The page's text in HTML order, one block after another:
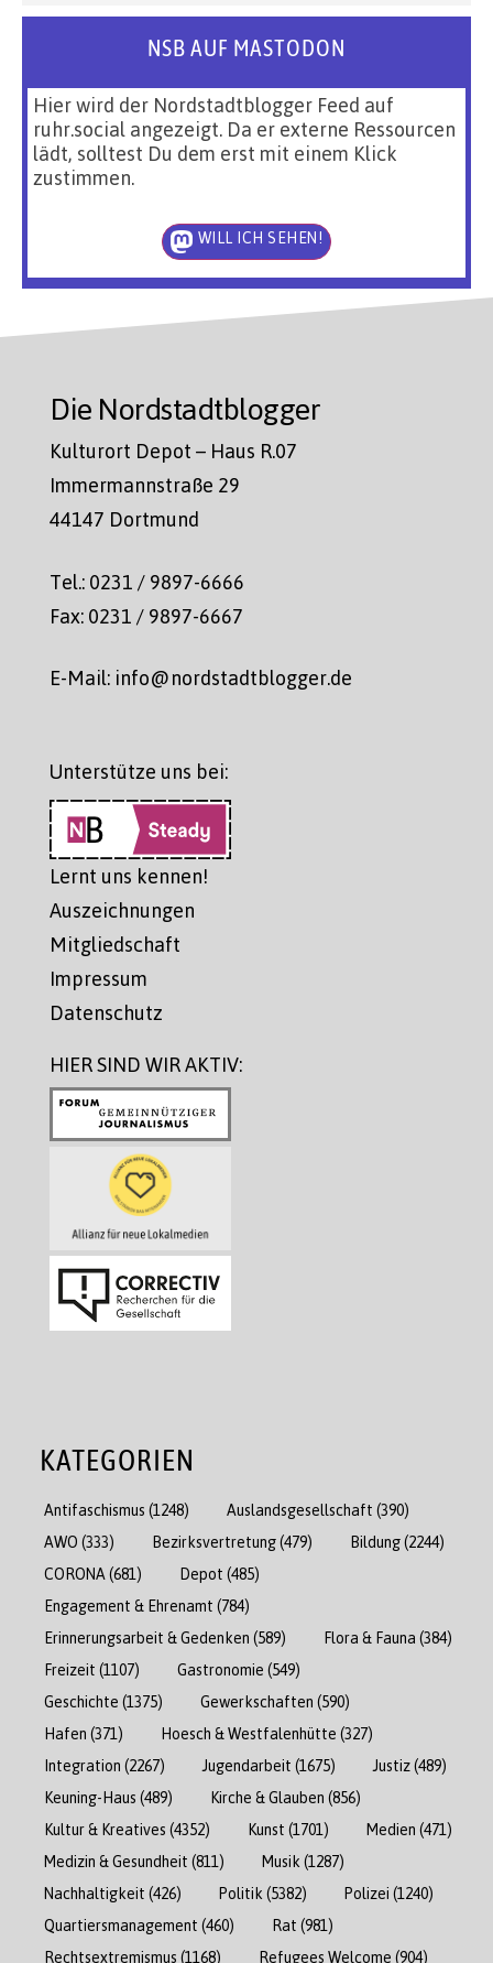
NSB AUF MASTODON
Hier wird der Nordstadtblogger Feed auf
ruhr.social angezeigt. Da er externe Ressourcen
lädt, solltest Du dem erst mit einem Klick
zustimmen.
WILL ICH SEHEN!
Die Nordstadtblogger
Kulturort Depot – Haus R.07
Immermannstraße 29
44147 Dortmund
Tel.: 0231 / 9897-6666
Fax: 0231 / 9897-6667
E-Mail: info@nordstadtblogger.de
Unterstütze uns bei:
Lernt uns kennen!
Auszeichnungen
Mitgliedschaft
Impressum
Datenschutz
HIER SIND WIR AKTIV:
KATEGORIEN
Antifaschismus (1248) Auslandsgesellschaft (390)
AWO (333) Bezirksvertretung(479) Bildung(2244)
CORONA (681) Depot (485)
Engagement & Ehrenamt (784)
Erinnerungsarbeit & Gedenken (589) Flora & Fauna (384)
Freizeit (1107) Gastronomie (549)
Geschichte (1375) Gewerkschaften (590)
Hafen (371) Hoesch & Westfalenhütte (327)
Integration (2267) Jugendarbeit (1675) Justiz(489)
Keuning-Haus (489) Kirche & Glauben (856)
Kultur & Kreatives (4352) Kunst (1701) Medien (471)
Medizin & Gesundheit (811) Musik (1287)
Nachhaltigkeit (426) Politik (5382) Polizei (1240)
Quartiersmanagement (460) Rat (981)
Rechtsextremismus (1168) Refugees Welcome (904)